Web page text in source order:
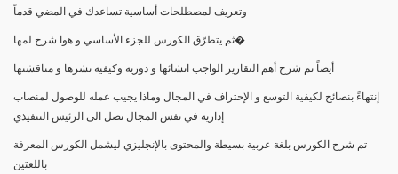
وتعريف لمصطلحات أساسية تساعدك في المضي قدماً
ثم يتطرّق الكورس للجزء الأساسي و هوا شرح لمها�
أيضاً تم شرح أهم التقارير الواجب انشائها و دورية وكيفية نشرها و مناقشتها
إنتهاءً بنصائح لكيفية التوسع و الإحتراف في المجال وماذا يجيب عمله للوصول لمنصاب
إدارية في نفس المجال تصل الى الرئيس التنفيذي
تم شرح الكورس بلغة عربية بسيطة والمحتوى بالإنجليزي ليشمل الكورس المعرفة
باللغتين